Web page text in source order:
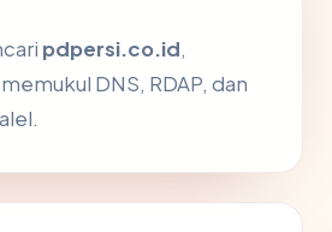
pdpersi.co.id,
DNS, RDAP, dan